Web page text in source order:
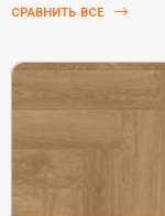
СРАВНИТЬ ВСЕ